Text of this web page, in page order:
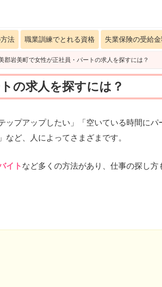
法 職業訓練でとれる資格 失業保険の受給
郡岩美町で女性が正社員・パートの求人を探すには？
の求人を探すには？
ップアップしたい」「空いている時間にパ
ど、人によってさまざまです。
イト など多くの方法があり、仕事の探し方